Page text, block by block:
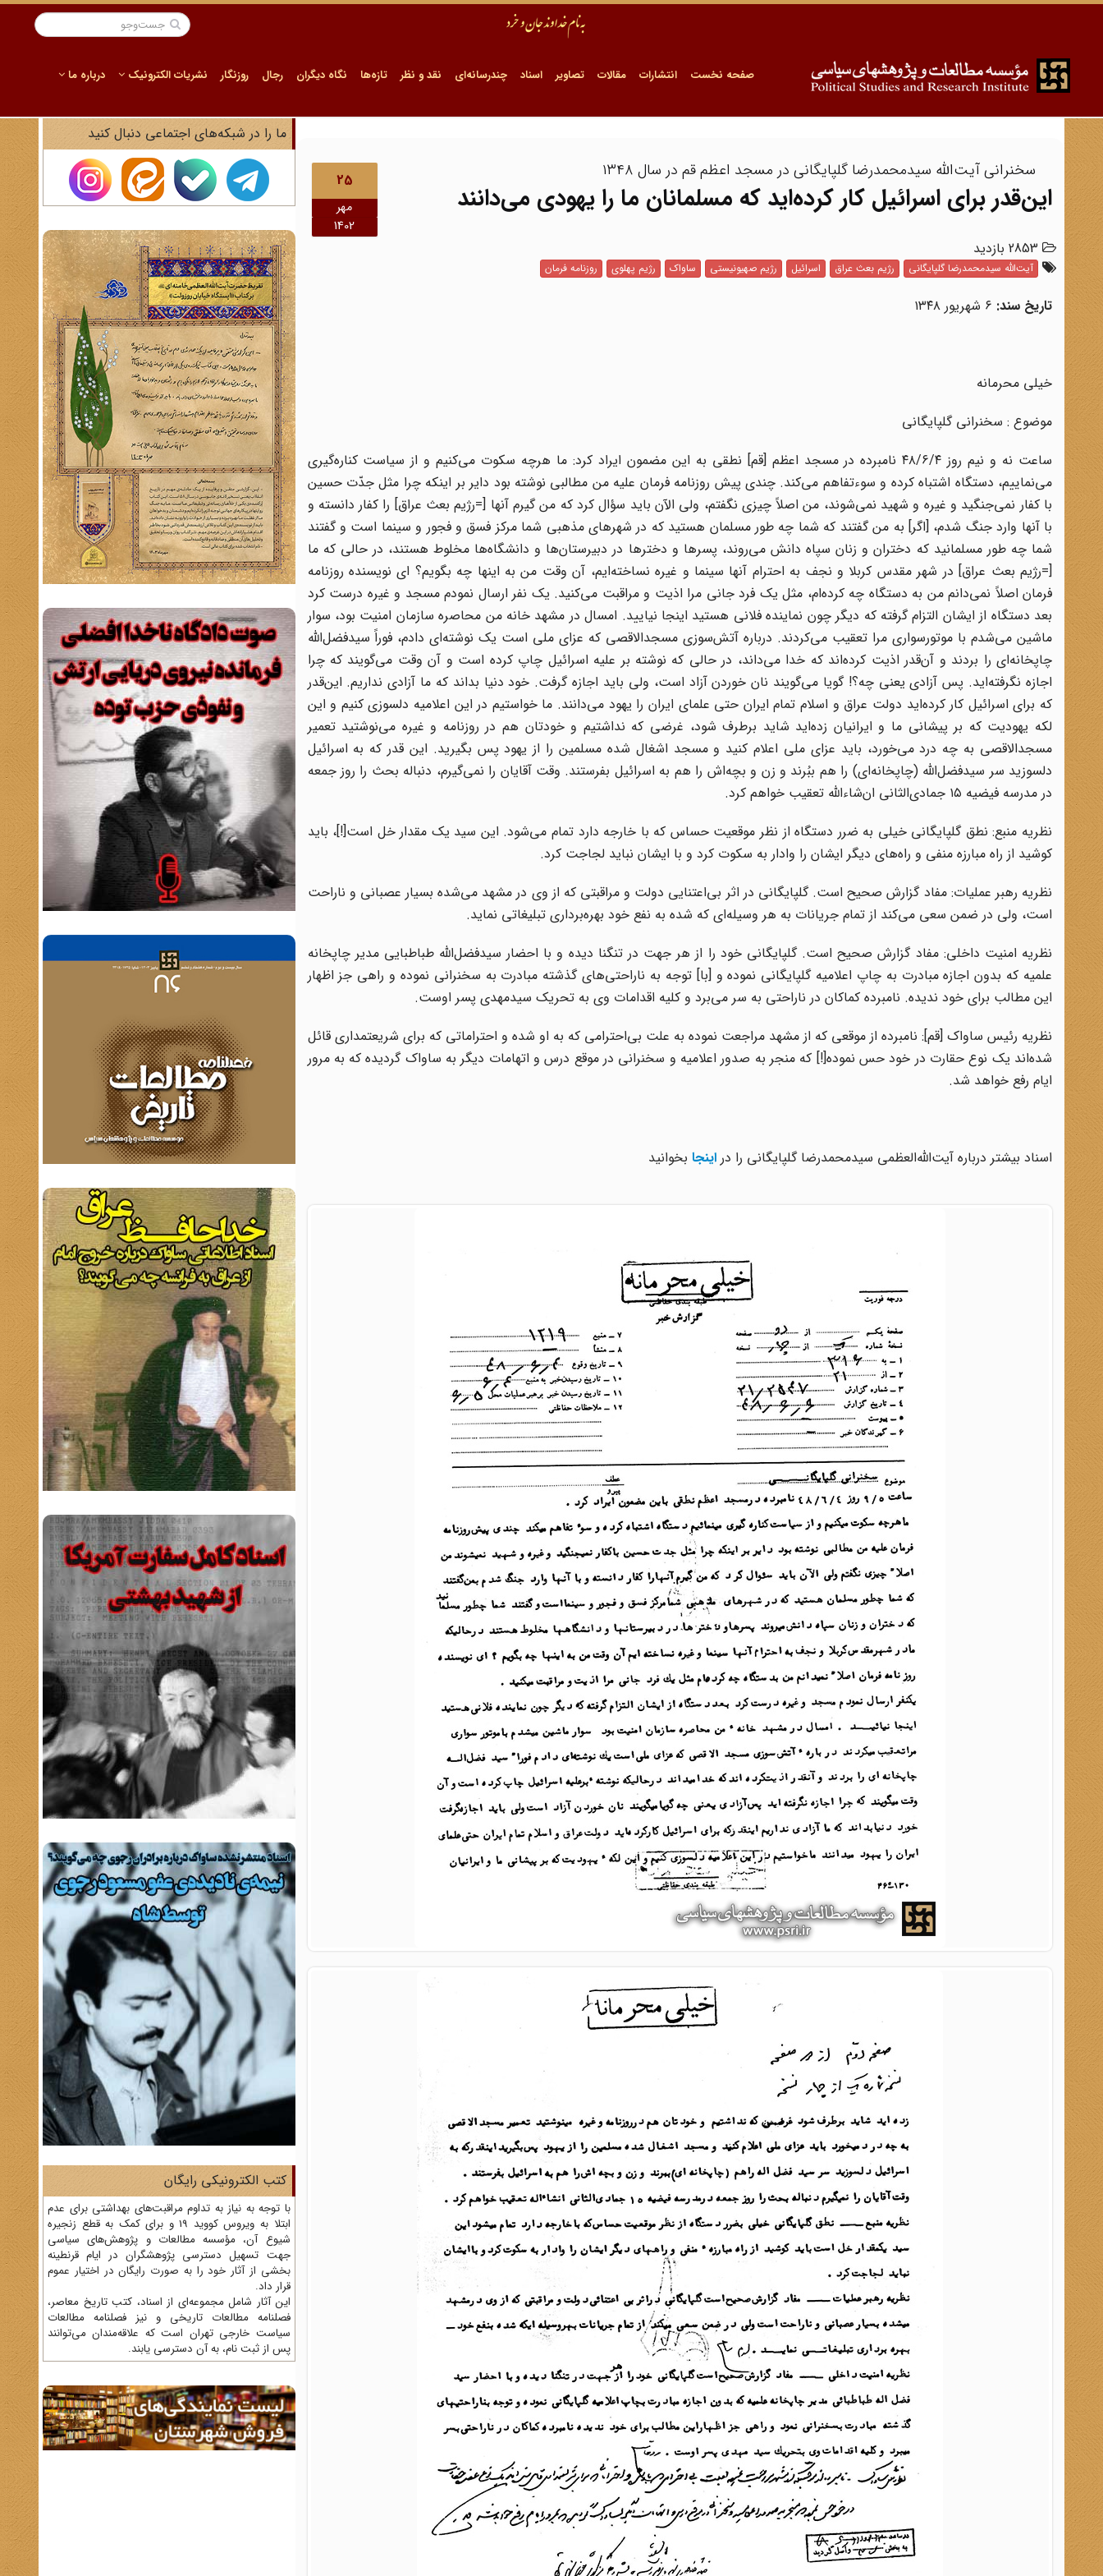
صفحه نخست انتشارات مقالات تصاویر اسناد چندرسانه‌ای نقد و نظر تازه‌ها نگاه دیگران رجال روزنگار نشریات الکترونیک درباره ما
25
مهر
1402
سخنرانی آیت‌الله سیدمحمدرضا گلپایگانی در مسجد اعظم قم در سال ۱۳۴۸
این‌قدر برای اسرائیل کار کرده‌اید که مسلمانان ما را یهودی می‌دانند
آیت‌الله سیدمحمدرضا گلپایگانی رژیم بعث عراق اسرائیل رژیم صهیونیستی ساواک رژیم پهلوی روزنامه فرمان
تاریخ سند:
خیلی محرمانه
موضوع : سخنرانی گلپایگانی
ساعت نه و نیم روز ۴۸/۶/۴ نامبرده در مسجد اعظم [قم] نطقی به این مضمون ایراد کرد: ما هرچه سکوت می‌کنیم و از سیاست کناره‌گیری
می‌نماییم، دستگاه اشتباه کرده و سوءتفاهم می‌کند. چندی پیش روزنامه فرمان علیه من مطالبی نوشته بود دایر بر اینکه چرا مثل جدّت حسین
با کفار نمی‌جنگید و غیره و شهید نمی‌شوند، من اصلاً چیزی نگفتم، ولی الآن باید سؤال کرد که من گیرم آنها [=رژیم بعث عراق] را کفار دانسته و
با آنها وارد جنگ شدم، [اگر] به من گفتند که شما چه طور مسلمان هستید که در شهرهای مذهبی شما مرکز فسق و فجور و سینما است و گفتند
شما چه طور مسلمانید که دختران و زنان سپاه دانش می‌روند، پسرها و دخترها در دبیرستان‌ها و دانشگاه‌ها مخلوط هستند، در حالی که ما
[=رژیم بعث عراق] در شهر مقدس کربلا و نجف به احترام آنها سینما و غیره نساخته‌ایم، آن وقت من به اینها چه بگویم؟ ای نویسنده روزنامه
فرمان اصلاً نمی‌دانم من به دستگاه چه کرده‌ام، مثل یک فرد جانی مرا اذیت و مراقبت می‌کنید. یک نفر ارسال نمودم مسجد و غیره درست کرد
بعد دستگاه از ایشان التزام گرفته که دیگر چون نماینده فلانی هستید اینجا نیایید. امسال در مشهد خانه من محاصره سازمان امنیت بود، سوار
ماشین می‌شدم با موتورسواری مرا تعقیب می‌کردند. درباره آتش‌سوزی مسجدالاقصی که عزای ملی است یک نوشته‌ای دادم، فوراً سیدفضل‌الله
چاپخانه‌ای را بردند و آن‌قدر اذیت کرده‌اند که خدا می‌داند، در حالی که نوشته بر علیه اسرائیل چاپ کرده است و آن وقت می‌گویند که چرا
اجازه نگرفته‌اید. پس آزادی یعنی چه؟! گویا می‌گویند نان خوردن آزاد است، ولی باید اجازه گرفت. خود دنیا بداند که ما آزادی نداریم. این‌قدر
که برای اسرائیل کار کرده‌اید دولت عراق و اسلام تمام ایران حتی علمای ایران را یهود می‌دانند. ما خواستیم در این اعلامیه دلسوزی کنیم و این
لکه یهودیت که بر پیشانی ما و ایرانیان زده‌اید شاید برطرف شود، غرضی که نداشتیم و خودتان هم در روزنامه و غیره می‌نوشتید تعمیر
مسجدالاقصی به چه درد می‌خورد، باید عزای ملی اعلام کنید و مسجد اشغال شده مسلمین را از یهود پس بگیرید. این قدر که به اسرائیل
دلسوزید سر سیدفضل‌الله (چاپخانه‌ای) را هم ببُرند و زن و بچه‌اش را هم به اسرائیل بفرستند. وقت آقایان را نمی‌گیرم، دنباله بحث را روز جمعه
در مدرسه فیضیه ۱۵ جمادی‌الثانی ان‌شاءالله تعقیب خواهم کرد.
نظریه منبع: نطق گلپایگانی خیلی به ضرر دستگاه از نظر موقعیت حساس که با خارجه دارد تمام می‌شود. این سید یک مقدار خل است[!]، باید
کوشید از راه مبارزه منفی و راه‌های دیگر ایشان را وادار به سکوت کرد و با ایشان نباید لجاجت کرد.
نظریه رهبر عملیات: مفاد گزارش صحیح است. گلپایگانی در اثر بی‌اعتنایی دولت و مراقبتی که از وی در مشهد می‌شده بسیار عصبانی و ناراحت
است، ولی در ضمن سعی می‌کند از تمام جریانات به هر وسیله‌ای ‌که شده به نفع خود بهره‌برداری تبلیغاتی نماید.
نظریه امنیت داخلی: مفاد گزارش صحیح است. گلپایگانی خود را از هر جهت در تنگنا دیده و با احضار سیدفضل‌الله طباطبایی مدیر چاپخانه
علمیه که بدون اجازه مبادرت به چاپ اعلامیه گلپایگانی نموده و [با] توجه به ناراحتی‌های گذشته مبادرت به سخنرانی نموده و راهی جز اظهار
این مطالب برای خود ندیده. نامبرده کماکان در ناراحتی به سر می‌برد و کلیه اقدامات وی به تحریک سیدمهدی پسر اوست.
نظریه رئیس ساواک [قم]: نامبرده از موقعی که از مشهد مراجعت نموده به علت بی‌احترامی که به او شده و احتراماتی که برای شریعتمداری قائل
شده‌اند یک نوع حقارت در خود حس نموده[!] که منجر به صدور اعلامیه و سخنرانی در موقع درس و اتهامات دیگر به ساواک گردیده که به مرور
ایام رفع خواهد شد.
اسناد بیشتر درباره آیت‌الله‌العظمی ‌سیدمحمدرضا گلپایگانی را در اینجا بخوانید
ما را در شبکه‌های اجتماعی دنبال کنید
کتب الکترونیکی رایگان
با توجه به نیاز به تداوم مراقبت‌های بهداشتی برای عدم
ابتلا به ویروس کووید 19 و برای کمک به قطع زنجیره
شیوع آن، مؤسسه مطالعات و پژوهش‌های سیاسی
جهت تسهیل دسترسی پژوهشگران در ایام قرنطینه
بخشی از آثار خود را به صورت رایگان در اختیار عموم
قرار داد.
این آثار شامل مجموعه‌ای از اسناد، کتب تاریخ معاصر،
فصلنامه‌ مطالعات تاریخی و نیز فصلنامه مطالعات
سیاست خارجی تهران است که علاقه‌مندان می‌توانند
پس از ثبت نام، به آن دسترسی یابند.